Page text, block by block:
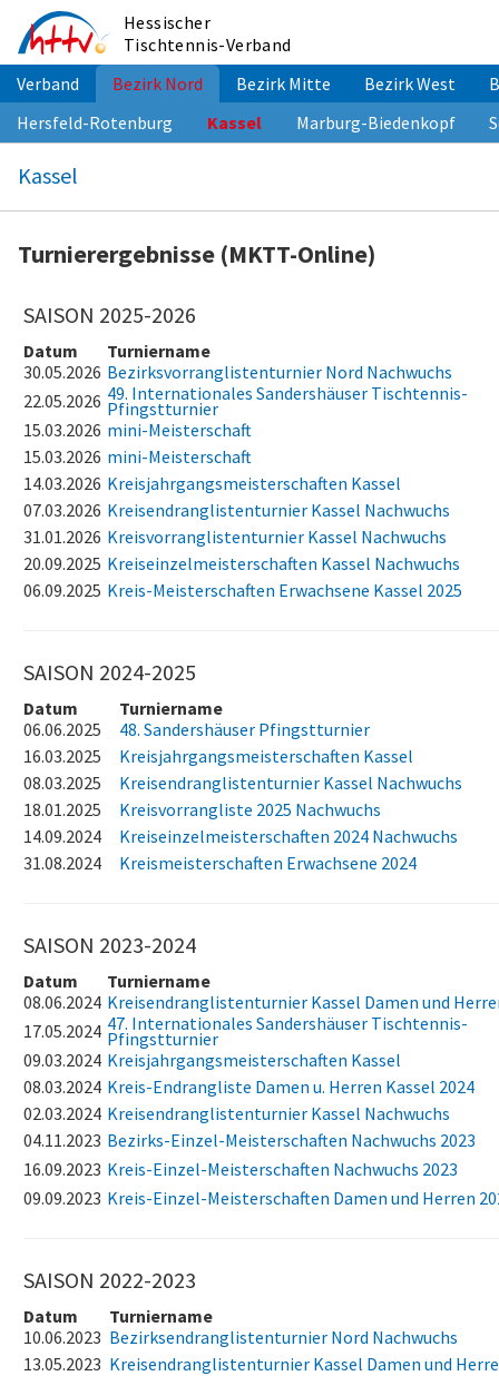
Inhalt
springen
Hessischer
Tischtennis-Verband
Verband
Bezirk Nord Bezirk Mitte Bezirk West
Hersfeld-Rotenburg
Kassel Marburg-Biedenkopf
Kassel
Turnierergebnisse (MKTT-Online)
SAISON 2025-2026
Datum
Turniername
30.05.2026 Bezirksvorranglistenturnier Nord Nachwuchs
22.05.2026 49. Internationales Sandershäuser Tischtennis-
Pfingstturnier
15.03.2026 mini-Meisterschaft
15.03.2026 mini-Meisterschaft
14.03.2026 Kreisjahrgangsmeisterschaften Kassel
07.03.2026 Kreisendranglistenturnier Kassel Nachwuchs
31.01.2026 Kreisvorranglistenturnier Kassel Nachwuchs
20.09.2025 Kreiseinzelmeisterschaften Kassel Nachwuchs
06.09.2025 Kreis-Meisterschaften Erwachsene Kassel 2025
SAISON 2024-2025
Datum
Turniername
06.06.2025
48. Sandershäuser Pfingstturnier
16.03.2025
Kreisjahrgangsmeisterschaften Kassel
08.03.2025
Kreisendranglistenturnier Kassel Nachwuchs
18.01.2025
Kreisvorrangliste 2025 Nachwuchs
14.09.2024
Kreiseinzelmeisterschaften 2024 Nachwuchs
31.08.2024
Kreismeisterschaften Erwachsene 2024
SAISON 2023-2024
Datum
Turniername
08.06.2024 Kreisendranglistenturnier Kassel Damen und
17.05.2024 47. Internationales Sandershäuser Tischtennis-
Pfingstturnier
09.03.2024 Kreisjahrgangsmeisterschaften Kassel
08.03.2024 Kreis-Endrangliste Damen u. Herren Kassel 2024
02.03.2024 Kreisendranglistenturnier Kassel Nachwuchs
04.11.2023 Bezirks-Einzel-Meisterschaften Nachwuchs 2023
16.09.2023 Kreis-Einzel-Meisterschaften Nachwuchs 2023
09.09.2023 Kreis-Einzel-Meisterschaften Damen und Herren
SAISON 2022-2023
Datum
Turniername
10.06.2023 Bezirksendranglistenturnier Nord Nachwuchs
13.05.2023 Kreisendranglistenturnier Kassel Damen und